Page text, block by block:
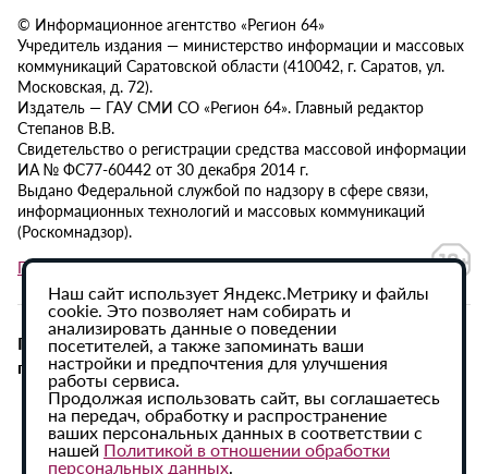
© Информационное агентство «Регион 64»
Учредитель издания — министерство информации и массовых
коммуникаций Саратовской области (410042, г. Саратов, ул.
Московская, д. 72).
Издатель — ГАУ СМИ СО «Регион 64». Главный редактор
Степанов В.В.
Свидетельство о регистрации средства массовой информации
ИА № ФС77-60442 от 30 декабря 2014 г.
Выдано Федеральной службой по надзору в сфере связи,
информационных технологий и массовых коммуникаций
(Роскомнадзор).
Политика в отношении обработки персональных данных
При использовании материалов сайта активная
гиперссылка на ИА «Регион 64» обязательна.
Наш сайт использует Яндекс.Метрику и файлы
cookie. Это позволяет нам собирать и
анализировать данные о поведении
посетителей, а также запоминать ваши
настройки и предпочтения для улучшения
работы сервиса.
Продолжая использовать сайт, вы соглашаетесь
на передач, обработку и распространение
ваших персональных данных в соответствии с
нашей Политикой в отношении обработки
персональных данных.